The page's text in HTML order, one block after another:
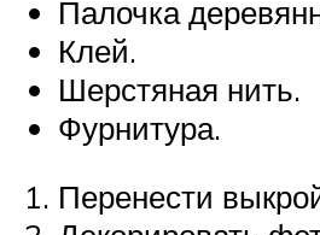
Палочка
Клей.
Шерстяная нить.
Фурнитура.
Перенести